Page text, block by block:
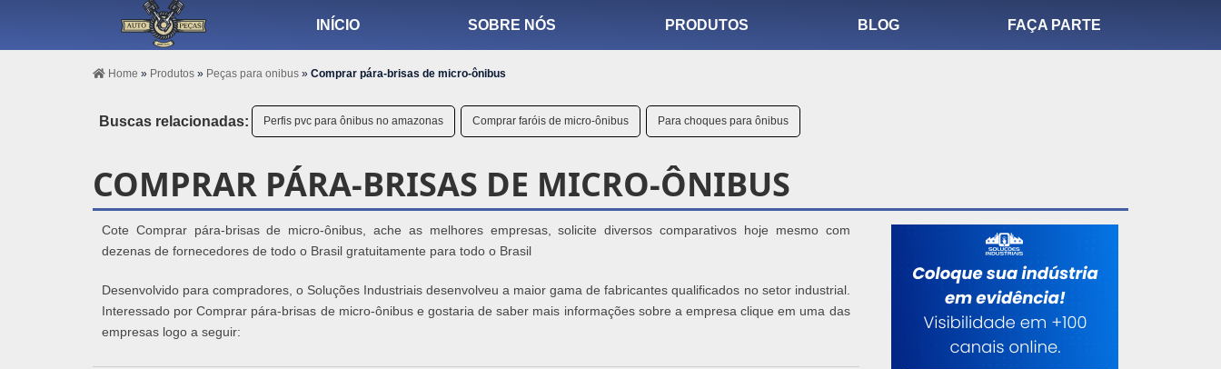
INÍCIO SOBRE NÓS PRODUTOS BLOG FAÇA PARTE
Home » Produtos » Peças para onibus » Comprar pára-brisas de micro-ônibus
Buscas relacionadas: Perfis pvc para ônibus no amazonas Comprar faróis de micro-ônibus Para choques para ônibus
COMPRAR PÁRA-BRISAS DE MICRO-ÔNIBUS
Cote Comprar pára-brisas de micro-ônibus, ache as melhores empresas, solicite diversos comparativos hoje mesmo com
dezenas de fornecedores de todo o Brasil gratuitamente para todo o Brasil
Desenvolvido para compradores, o Soluções Industriais desenvolveu a maior gama de fabricantes qualificados no setor industrial.
Interessado por Comprar pára-brisas de micro-ônibus e gostaria de saber mais informações sobre a empresa clique em uma das
empresas logo a seguir: